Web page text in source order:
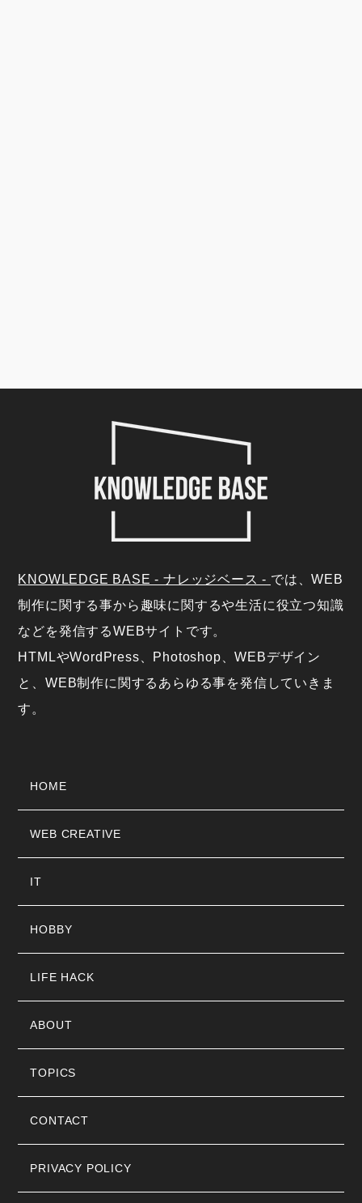
KNOWLEDGE BASE - ナレッジベース - では、WEB
制作に関する事から趣味に関するや生活に役立つ知識
などを発信するWEBサイトです。
HTMLやWordPress、Photoshop、WEBデザイン
と、WEB制作に関するあらゆる事を発信していきま
す。
HOME
WEB CREATIVE
IT
HOBBY
LIFE HACK
ABOUT
TOPICS
CONTACT
PRIVACY POLICY